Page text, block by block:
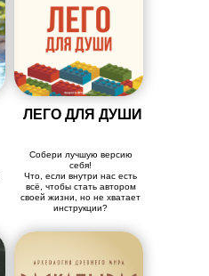
ЛЕГО ДЛЯ ДУШИ
Собери лучшую версию
себя!
Что, если внутри нас есть
всё, чтобы стать автором
своей жизни, но не хватает
инструкции?